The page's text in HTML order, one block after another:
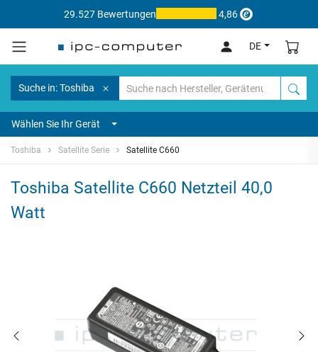
29.527 Bewertungen 4,86
DE
Suche in: Toshiba
Wählen Sie Ihr Gerät
Toshiba Satellite Serie Satellite C660
Toshiba Satellite C660 Netzteil 40,0
Watt